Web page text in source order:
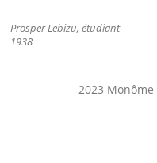
Prosper Lebizu, étudiant -
1938
2023